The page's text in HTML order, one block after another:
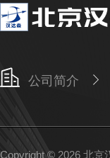
公司简介
Copyright © 2026 北京